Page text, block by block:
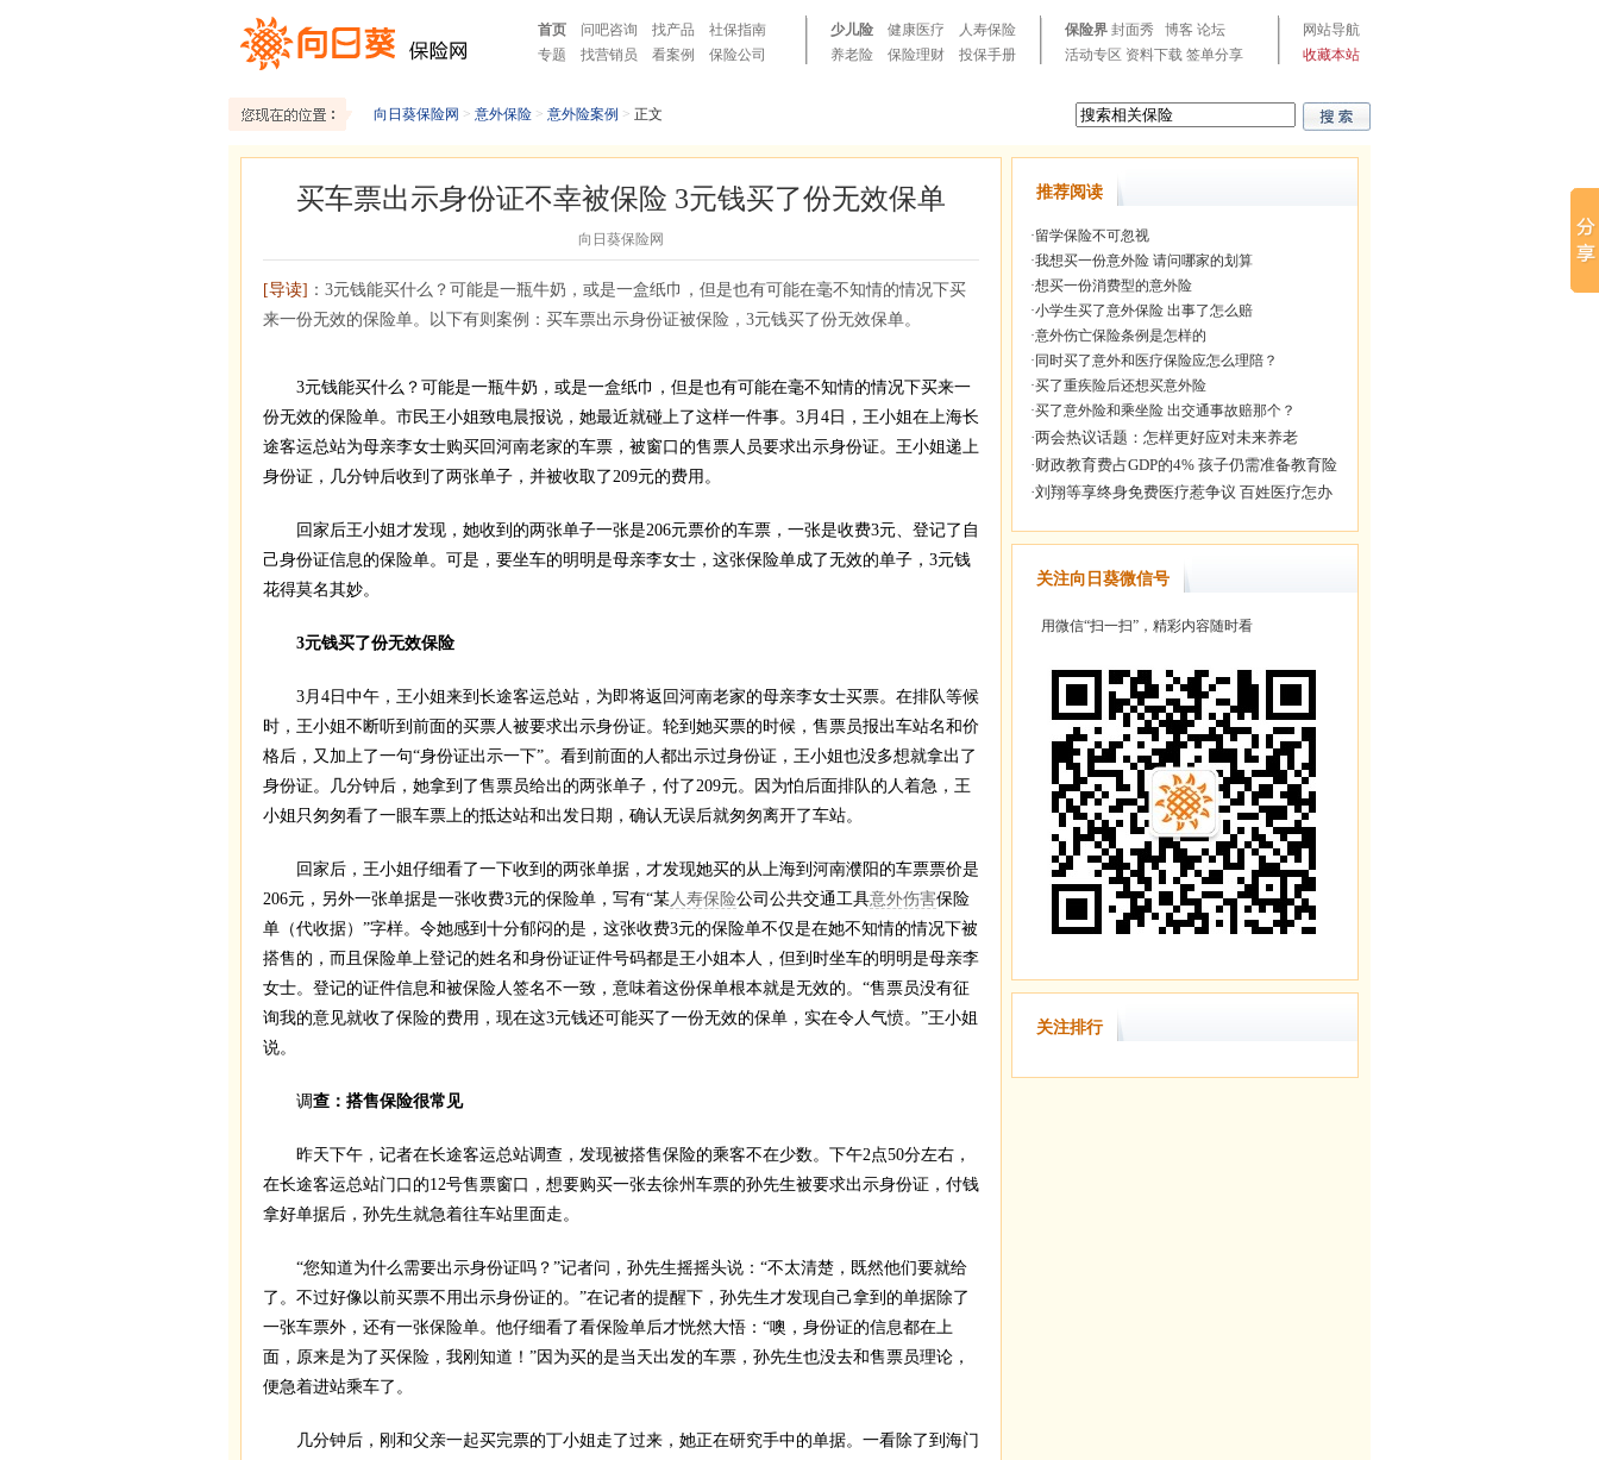
首页 问吧咨询 找产品
社保指南
专题
找营销员 看案例 保险公司
少儿险 健康医疗
人寿保险
养老险
保险理财 投保手册
保险界 封面秀 博客 论坛
活动专区 资料下载 签单分享
网站导航
收藏本站
向日葵保险网 > 意外保险 > 意外险案例 > 正文
买车票出示身份证不幸被保险 3元钱买了份无效保单
向日葵保险网
[导读] ：3元钱能买什么？可能是一瓶牛奶，或是一盒纸巾，但是也有可能在毫不知情的情况下买
来一份无效的保险单。以下有则案例：买车票出示身份证被保险，3元钱买了份无效保单。
3元钱能买什么？可能是一瓶牛奶，或是一盒纸巾，但是也有可能在毫不知情的情况下买来一
份无效的保险单。市民王小姐致电晨报说，她最近就碰上了这样一件事。3月4日，王小姐在上海长
途客运总站为母亲李女士购买回河南老家的车票，被窗口的售票人员要求出示身份证。王小姐递上
身份证，几分钟后收到了两张单子，并被收取了209元的费用。
回家后王小姐才发现，她收到的两张单子一张是206元票价的车票，一张是收费3元、登记了自
己身份证信息的保险单。可是，要坐车的明明是母亲李女士，这张保险单成了无效的单子，3元钱
花得莫名其妙。
3元钱买了份无效保险
3月4日中午，王小姐来到长途客运总站，为即将返回河南老家的母亲李女士买票。在排队等候
时，王小姐不断听到前面的买票人被要求出示身份证。轮到她买票的时候，售票员报出车站名和价
格后，又加上了一句“身份证出示一下”。看到前面的人都出示过身份证，王小姐也没多想就拿出了
身份证。几分钟后，她拿到了售票员给出的两张单子，付了209元。因为怕后面排队的人着急，王
小姐只匆匆看了一眼车票上的抵达站和出发日期，确认无误后就匆匆离开了车站。
回家后，王小姐仔细看了一下收到的两张单据，才发现她买的从上海到河南濮阳的车票票价是
206元，另外一张单据是一张收费3元的保险单，写有“某人寿保险公司公共交通工具意外伤害保险
单（代收据）”字样。令她感到十分郁闷的是，这张收费3元的保险单不仅是在她不知情的情况下被
搭售的，而且保险单上登记的姓名和身份证证件号码都是王小姐本人，但到时坐车的明明是母亲李
女士。登记的证件信息和被保险人签名不一致，意味着这份保单根本就是无效的。“售票员没有征
询我的意见就收了保险的费用，现在这3元钱还可能买了一份无效的保单，实在令人气愤。”王小姐
说。
调查：搭售保险很常见
昨天下午，记者在长途客运总站调查，发现被搭售保险的乘客不在少数。下午2点50分左右，
在长途客运总站门口的12号售票窗口，想要购买一张去徐州车票的孙先生被要求出示身份证，付钱
拿好单据后，孙先生就急着往车站里面走。
“您知道为什么需要出示身份证吗？”记者问，孙先生摇摇头说：“不太清楚，既然他们要就给
了。不过好像以前买票不用出示身份证的。”在记者的提醒下，孙先生才发现自己拿到的单据除了
一张车票外，还有一张保险单。他仔细看了看保险单后才恍然大悟：“噢，身份证的信息都在上
面，原来是为了买保险，我刚知道！”因为买的是当天出发的车票，孙先生也没去和售票员理论，
便急着进站乘车了。
几分钟后，刚和父亲一起买完票的丁小姐走了过来，她正在研究手中的单据。一看除了到海门
推荐阅读
·留学保险不可忽视
·我想买一份意外险 请问哪家的划算
·想买一份消费型的意外险
·小学生买了意外保险 出事了怎么赔
·意外伤亡保险条例是怎样的
· 同时买了意外和医疗保险应怎么理陪？
·买了重疾险后还想买意外险
·买了意外险和乘坐险 出交通事故赔那个？
关注向日葵微信号
用微信“扫一扫”，精彩内容随时看
关注排行